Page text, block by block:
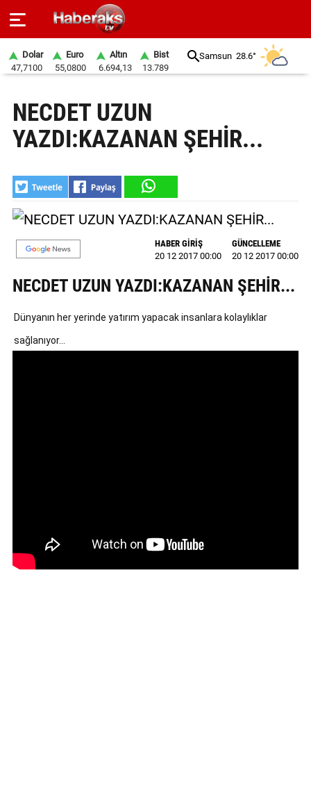
SPOR
YAŞAM
EKONOMİ
BELEDİYELER
SAĞLIK
Sözleşmesi
Kullanıcı
Dolar
47,7100
Euro
55,0800
Altın
6.694,13
Bist
13.789
Samsun 28.6°
NECDET UZUN
YAZDI:KAZANAN ŞEHİR...
HABER GİRİŞ
20 12 2017 00:00
GÜNCELLEME
20 12 2017 00:00
NECDET UZUN YAZDI:KAZANAN ŞEHİR...
Dünyanın her yerinde yatırım yapacak insanlara kolaylıklar
sağlanıyor...